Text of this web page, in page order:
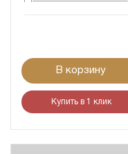
В корзину
Купить в 1 клик